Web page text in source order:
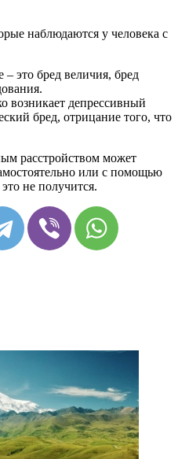
наблюдаются у человека с
это бред величия, бред
возникает депрессивный
бред, отрицание того, что
расстройством может
или с помощью
не получится.